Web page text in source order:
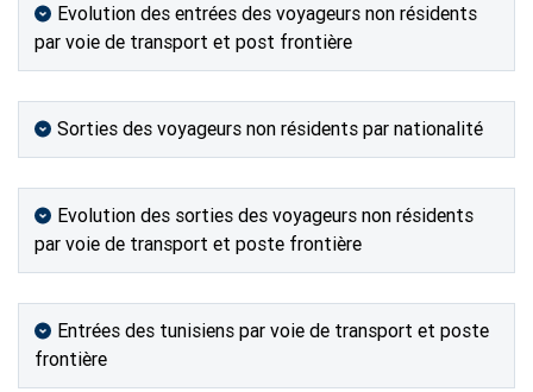
Evolution des entrées des voyageurs non résidents
par voie de transport et post frontière
Sorties des voyageurs non résidents par nationalité
Evolution des sorties des voyageurs non résidents
par voie de transport et poste frontière
Entrées des tunisiens par voie de transport et poste
frontière